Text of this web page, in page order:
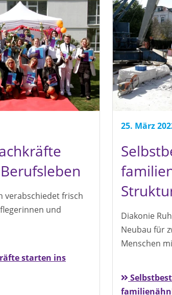
verabschiedet frisch
und
starten ins
25. März
Diakonie
Neubau für
Menschen